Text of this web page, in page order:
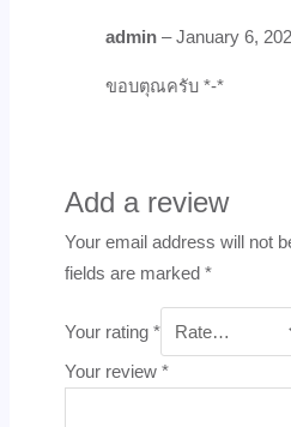
admin– January 6,
ขอบตุณครับ *-*
Add a review
Your email address will not
fields are marked *
Your rating *
Your review *